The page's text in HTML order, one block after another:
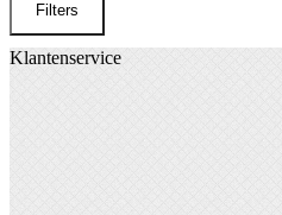
Filters
Klantenservice